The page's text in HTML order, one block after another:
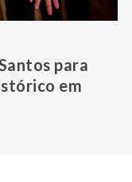
para
em